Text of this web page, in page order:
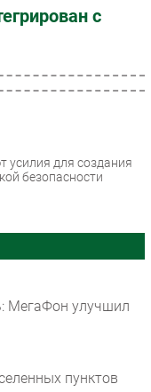
с
усилия для создания
безопасности
МегаФон улучшил
пунктов